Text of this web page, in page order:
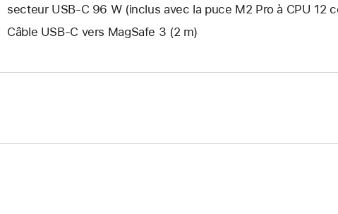
secteur USB‑C 96 W (inclus avec la puce M2 Pro à CPU
Câble USB-C vers MagSafe 3 (2 m)